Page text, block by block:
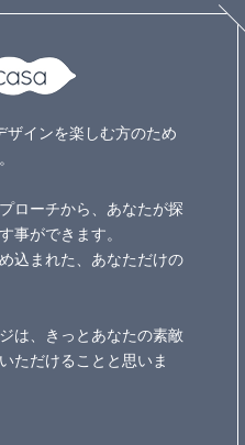
インを楽しむ方のため
ローチから、あなたが探
事ができます。
込まれた、あなただけの
は、きっとあなたの素敵
ただけることと思いま